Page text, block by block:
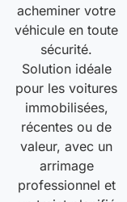
acheminer votre
véhicule en toute
sécurité.
Solution idéale
pour les voitures
immobilisées,
récentes ou de
valeur, avec un
arrimage
professionnel et